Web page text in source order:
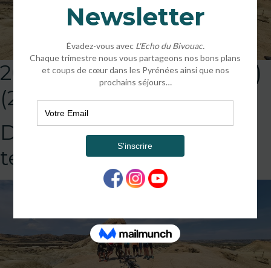
20230617_140622 (Copier)
(2)
DEFAULT
template!!!!!attachment